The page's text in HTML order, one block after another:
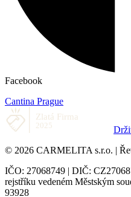
Facebook
Cantina Prague
© 2026 CARMELITA s.r.o. |
IČO: 27068749 | DIČ:
rejstříku vedeném Městským
93928